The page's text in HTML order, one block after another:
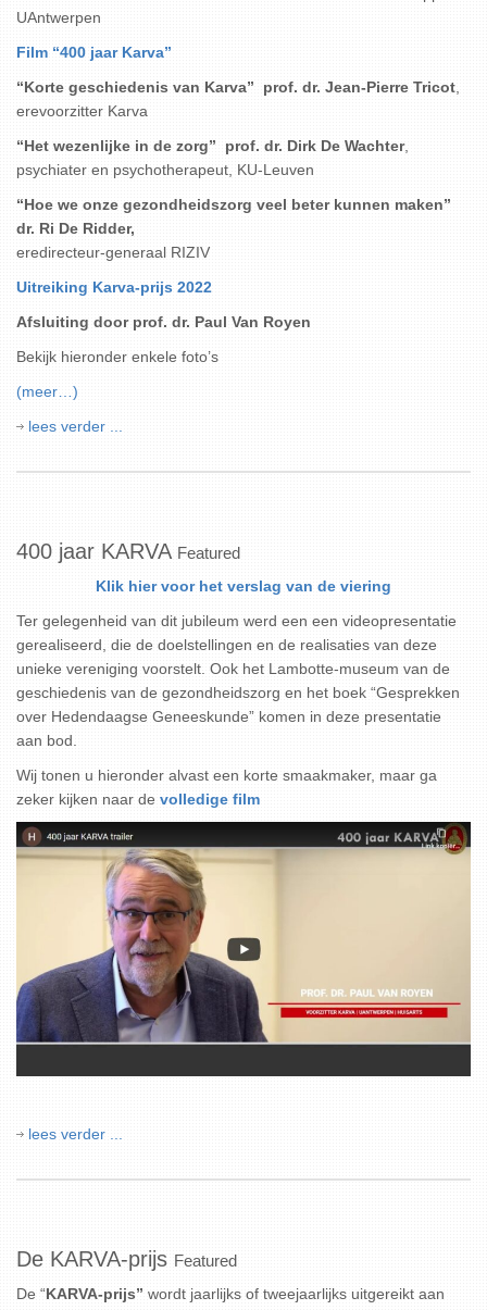
UAntwerpen
Film “400 jaar Karva”
“Korte geschiedenis van Karva” prof. dr. Jean-Pierre Tricot
erevoorzitter Karva
“Het wezenlijke in de zorg” prof. dr. Dirk De Wachter,
psychiater en psychotherapeut, KU-Leuven
“Hoe we onze gezondheidszorg veel beter kunnen maken”
dr. Ri De Ridder,
eredirecteur-generaal RIZIV
Uitreiking Karva-prijs 2022
Afsluiting door prof. dr. Paul Van Royen
Bekijk hieronder enkele foto’s
(meer…)
lees verder ...
400 jaar KARVA Featured
Klik hier voor het verslag van de viering
Ter gelegenheid van dit jubileum werd een een videopresentatie
gerealiseerd, die de doelstellingen en de realisaties van deze
unieke vereniging voorstelt. Ook het Lambotte-museum van de
geschiedenis van de gezondheidszorg en het boek “Gesprekken
over Hedendaagse Geneeskunde” komen in deze presentatie
aan bod.
Wij tonen u hieronder alvast een korte smaakmaker, maar ga
zeker kijken naar de volledige film
lees verder ...
De KARVA-prijs Featured
De “KARVA-prijs” wordt jaarlijks of tweejaarlijks uitgereikt aan